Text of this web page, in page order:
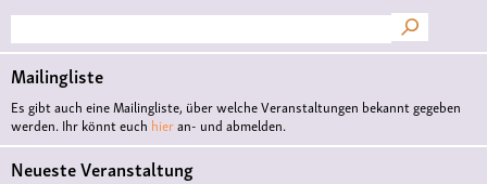
Suche
Mailingliste
Es gibt auch eine Mailingliste, über welche Veranstaltungen bekannt gegeben
werden. Ihr könnt euch hieran- und abmelden.
Neueste Veranstaltung